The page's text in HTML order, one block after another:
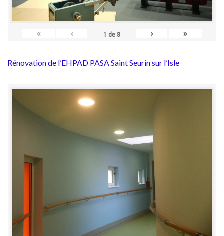
« ‹ 1 de 8 › »
Rénovation de l’EHPAD PASA Saint Seurin sur l’Isle